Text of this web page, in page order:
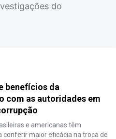
do
benefícios da
com as autoridades em
e americanas têm
conferir maior eficácia na troca de